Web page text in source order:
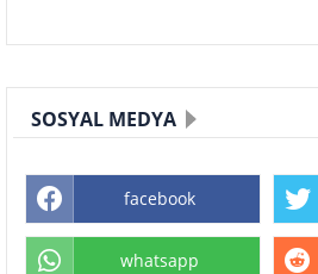
SOSYAL MEDYA
facebook
whatsapp